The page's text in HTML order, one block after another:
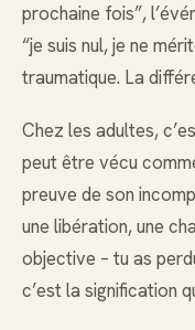
prochaine fois”,
“je suis nul, je ne
traumatique. La
Chez les adultes,
peut être vécu
preuve de son
une libération, une
objective – tu as
c’est la signification